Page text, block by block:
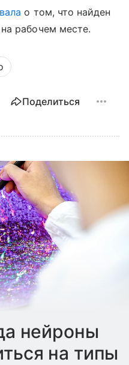
о том, что найден
рабочем месте.
Поделиться
нейроны
на типы